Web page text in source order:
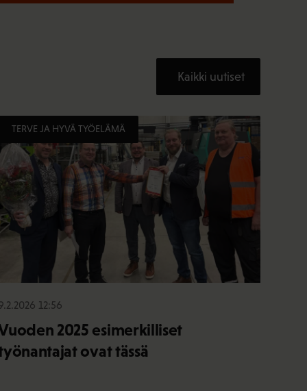
Kaikki uutiset
TERVE JA HYVÄ TYÖELÄMÄ
12:56
2025 esimerkilliset
ovat tässä